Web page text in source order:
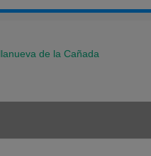
de la Cañada